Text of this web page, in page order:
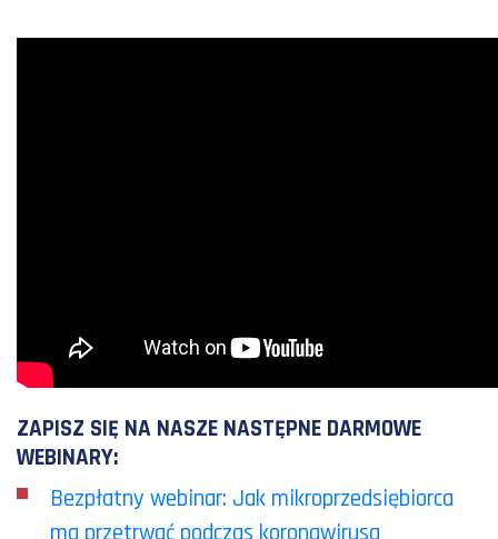
ZAPISZ SIĘ NA NASZE NASTĘPNE DARMOWE
WEBINARY:
Bezpłatny webinar: Jak mikroprzedsiębiorca
ma przetrwać podczas koronawirusa